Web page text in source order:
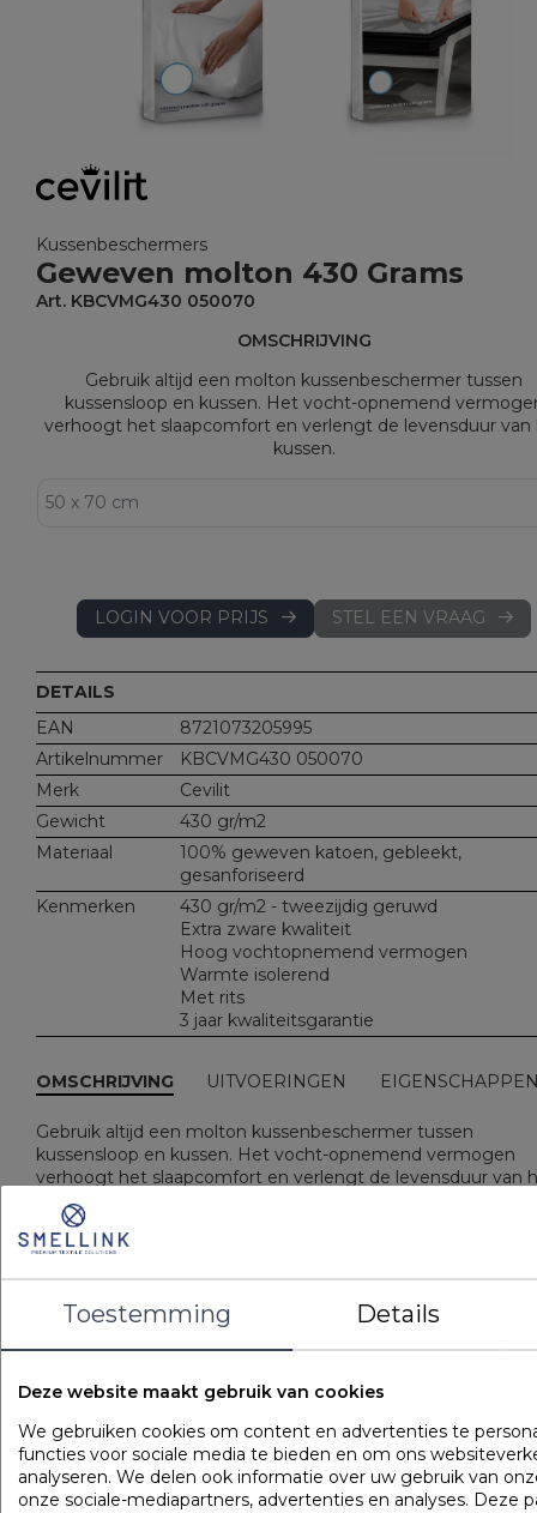
Kussenbeschermers
Geweven molton 430 Grams
Art. KBCVMG430 050070
OMSCHRIJVING
Gebruik altijd een molton kussenbeschermer tussen
kussensloop en kussen. Het vocht-opnemend
verhoogt het slaapcomfort en verlengt de levensduur van
kussen.
LOGIN VOOR PRIJS STEL EEN VRAAG
DETAILS
EAN
8721073205995
Artikelnummer
KBCVMG430 050070
Merk
Cevilit
Gewicht
430 gr/m2
Materiaal
100% geweven katoen, gebleekt,
gesanforiseerd
Kenmerken
430 gr/m2 - tweezijdig geruwd
Extra zware kwaliteit
Hoog vochtopnemend vermogen
Warmte isolerend
Met rits
3 jaar kwaliteitsgarantie
OMSCHRIJVING UITVOERINGEN
Gebruik altijd een molton kussenbeschermer tussen
kussensloop en kussen. Het vocht-opnemend vermogen
verhoogt het slaapcomfort en verlengt de levensduur van
kussen.
Gilder Synthetisch Superior
Art. VADBG42TH
Toestemming Details
Deze website maakt gebruik van cookies
We gebruiken cookies om content en advertenties te
functies voor sociale media te bieden en om ons
analyseren. We delen ook informatie over uw gebruik van
onze sociale-mediapartners, advertenties en analyses. Deze